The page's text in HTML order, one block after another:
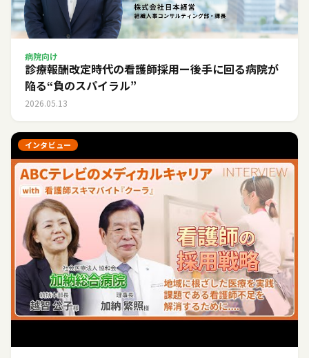
病院向け
診療報酬改定時代の看護師採用ー後手に回る病院が
陥る“負のスパイラル”
2026.05.13
インタビュー